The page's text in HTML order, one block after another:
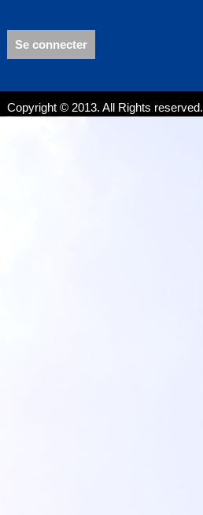
Se connecter
Copyright © 2013. All Rights reserved.